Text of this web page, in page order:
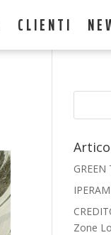
CLIENTI
GREEN
Zone